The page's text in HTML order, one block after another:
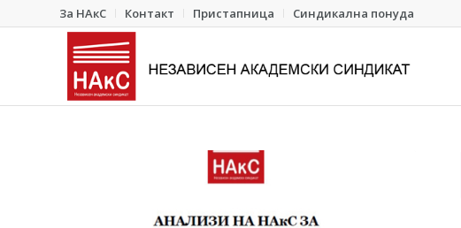
За НАкС Контакт Пристапница Синдикална понуда